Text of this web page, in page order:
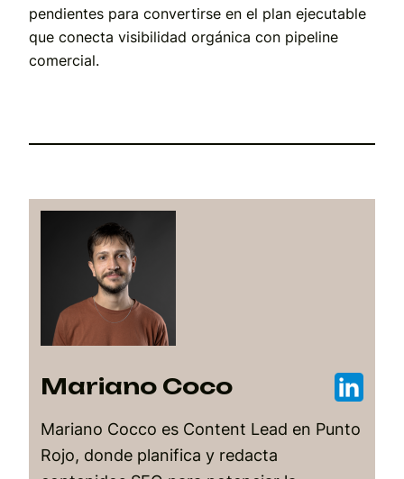
pendientes para convertirse en el plan ejecutable
que conecta visibilidad orgánica con pipeline
comercial.
Mariano Coco
Mariano Cocco es Content Lead en Punto
Rojo, donde planifica y redacta